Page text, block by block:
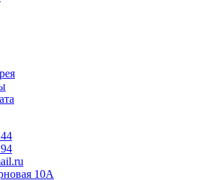
10А